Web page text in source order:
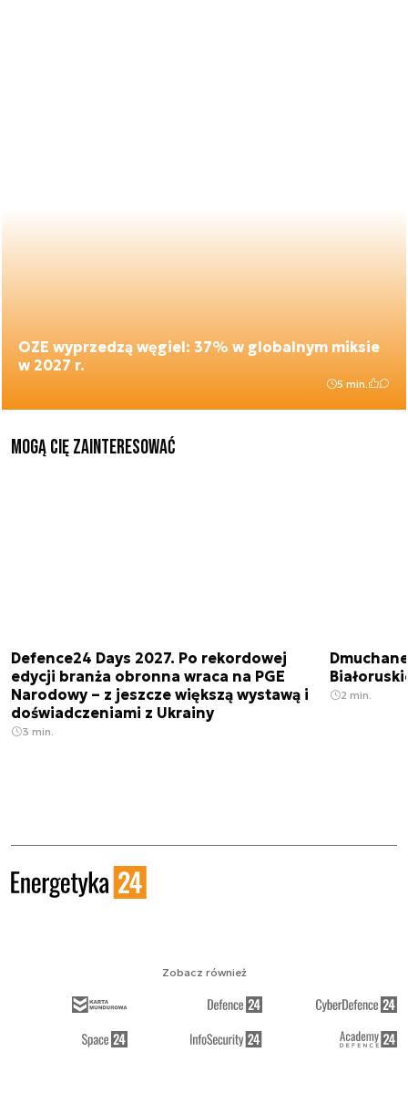
OZE wyprzedzą węgiel: 37% w globalnym miksie
w 2027 r.
5 min.
Mogą Cię zainteresować
Defence24 Days 2027. Po rekordowej
edycji branża obronna wraca na PGE
Narodowy – z jeszcze większą wystawą i
doświadczeniami z Ukrainy
3 min.
2 min.
Zobacz również